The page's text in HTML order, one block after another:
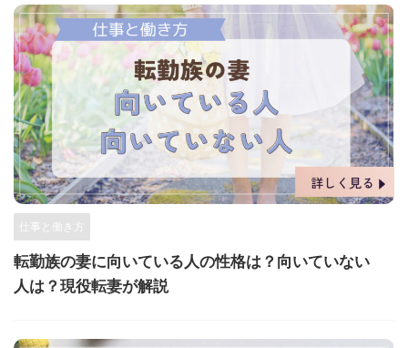
仕事と働き方
転勤族の妻に向いている人の性格は？向いていない
人は？現役転妻が解説